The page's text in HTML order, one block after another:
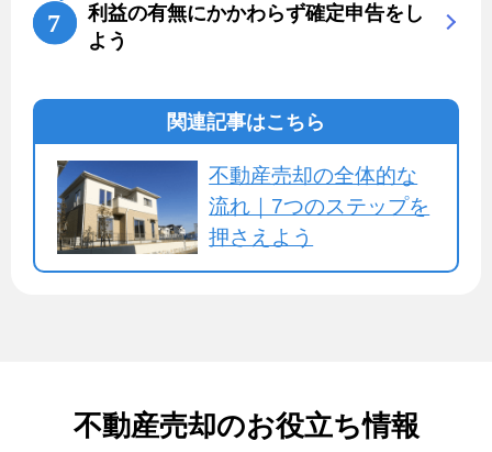
利益の有無にかかわらず確定申告をし
よう
関連記事はこちら
不動産売却の全体的な
流れ｜7つのステップを
押さえよう
不動産売却のお役立ち情報